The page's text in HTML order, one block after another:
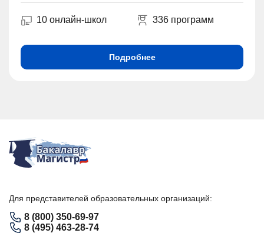
10 онлайн-школ 336 программ
Подробнее
Для представителей образовательных организаций:
8 (800) 350-69-97
8 (495) 463-28-74